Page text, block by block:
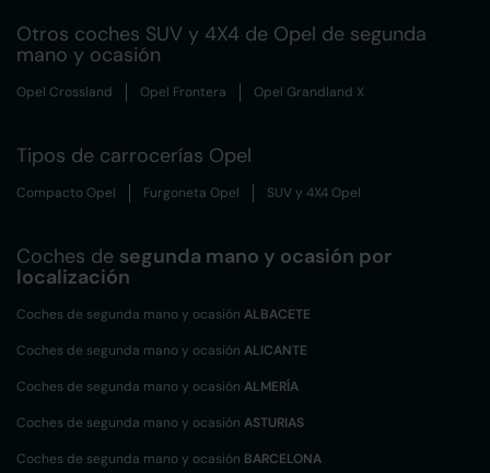
Otros coches SUV y 4X4 de Opel de segunda
mano y ocasión
Opel Crossland Opel Frontera Opel Grandland X
Tipos de carrocerías Opel
Compacto Opel Furgoneta Opel SUV y 4X4 Opel
Coches de segunda mano y ocasión por
localización
Coches de segunda mano y ocasión ALBACETE
Coches de segunda mano y ocasión ALICANTE
Coches de segunda mano y ocasión ALMERÍA
Coches de segunda mano y ocasión ASTURIAS
Coches de segunda mano y ocasión BARCELONA